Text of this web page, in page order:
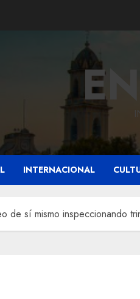
INTERNACIONAL
de sí mismo inspeccionando